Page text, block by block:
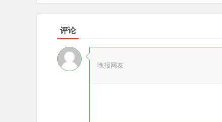
评论
晚报网友